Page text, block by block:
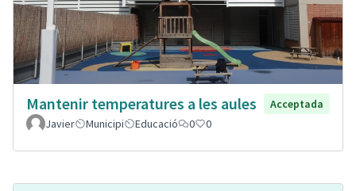
Mantenir temperatures a les aules
Acceptada
Javier
Municipi Educació 0 0